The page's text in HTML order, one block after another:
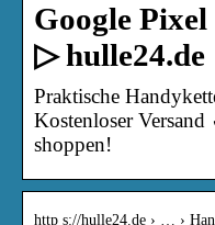
Google
▷ hulle24.de
Praktische
Kostenloser
shoppen!
http s://hulle24.de › … ›